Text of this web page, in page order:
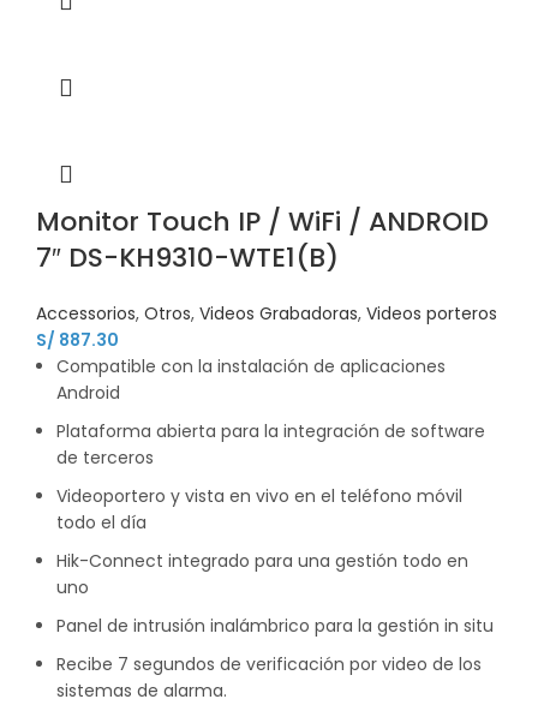
Monitor Touch IP / WiFi / ANDROID
7″ DS-KH9310-WTE1(B)
Accessorios, Otros, Videos Grabadoras, Videos porteros
S/ 887.30
Compatible con la instalación de aplicaciones
Android
Plataforma abierta para la integración de software
de terceros
Videoportero y vista en vivo en el teléfono móvil
todo el día
Hik-Connect integrado para una gestión todo en
uno
Panel de intrusión inalámbrico para la gestión in situ
Recibe 7 segundos de verificación por video de los
sistemas de alarma.